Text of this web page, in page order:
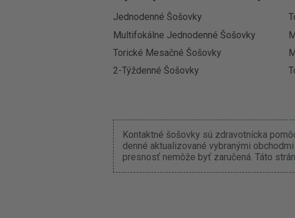
Jednodenné Šošovky
Multifokálne Jednodenné Šošovky
Torické Mesačné Šošovky
2-Týždenné Šošovky
Kontaktné šošovky sú zdravotnícka
denné aktualizované vybranými
presnosť nemôže byť zaručená. Táto